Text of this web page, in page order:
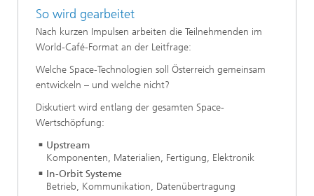
So wird gearbeitet
Nach kurzen Impulsen arbeiten die Teilnehmenden im
World-Café-Format an der Leitfrage:
Welche Space-Technologien soll Österreich gemeinsam
entwickeln – und welche nicht?
Diskutiert wird entlang der gesamten Space-
Wertschöpfung:
Upstream
Komponenten, Materialien, Fertigung, Elektronik
In-Orbit Systeme
Betrieb, Kommunikation, Datenübertragung